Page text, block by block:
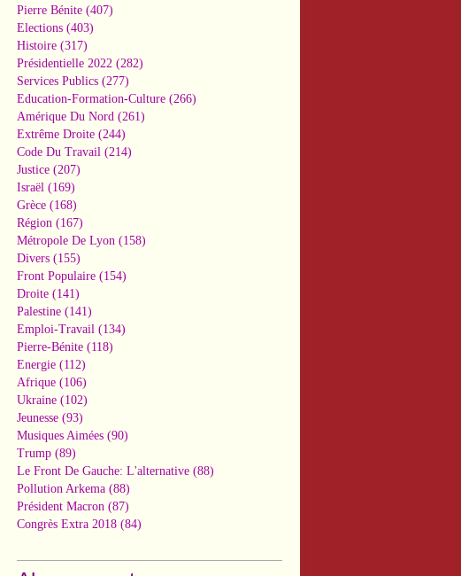
Pierre Bénite (407)
Elections (403)
Histoire (317)
Présidentielle 2022 (282)
Services Publics (277)
Education-Formation-Culture (266)
Amérique Du Nord (261)
Extrême Droite (244)
Code Du Travail (214)
Justice (207)
Israël (169)
Grèce (168)
Région (167)
Métropole De Lyon (158)
Divers (155)
Front Populaire (154)
Droite (141)
Palestine (141)
Emploi-Travail (134)
Pierre-Bénite (118)
Energie (112)
Afrique (106)
Ukraine (102)
Jeunesse (93)
Musiques Aimées (90)
Trump (89)
Le Front De Gauche: L'alternative (88)
Pollution Arkema (88)
Président Macron (87)
Congrès Extra 2018 (84)